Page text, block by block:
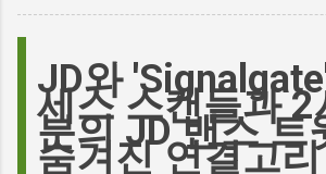
요? 표면적으로는 마고 로
이 그 시작입니다. 하지만
는 예술에 대한 깊은 갈망
끊임없는 열망이 숨겨져 있
Plufow Le Studio on
리고 캐스팅 논쟁의 불씨 최
JD와
세스 스캔들과 2
분의 JD 밴스 트
숨겨진 연결고리